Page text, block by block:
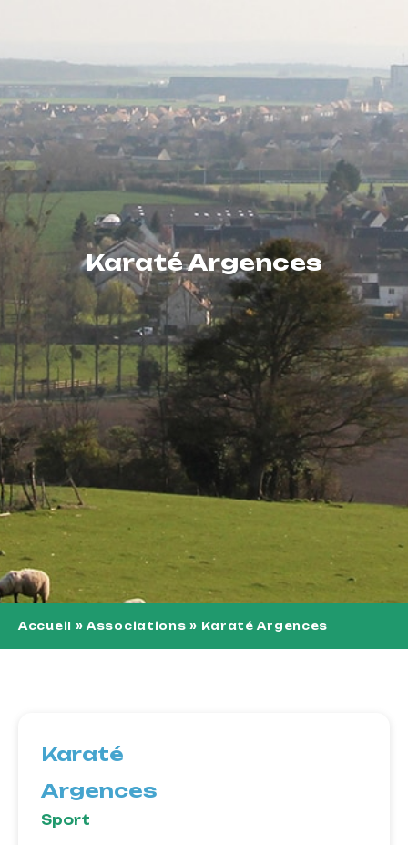
Karaté Argences
Accueil »Associations » Karaté Argences
Karaté
Argences
Sport